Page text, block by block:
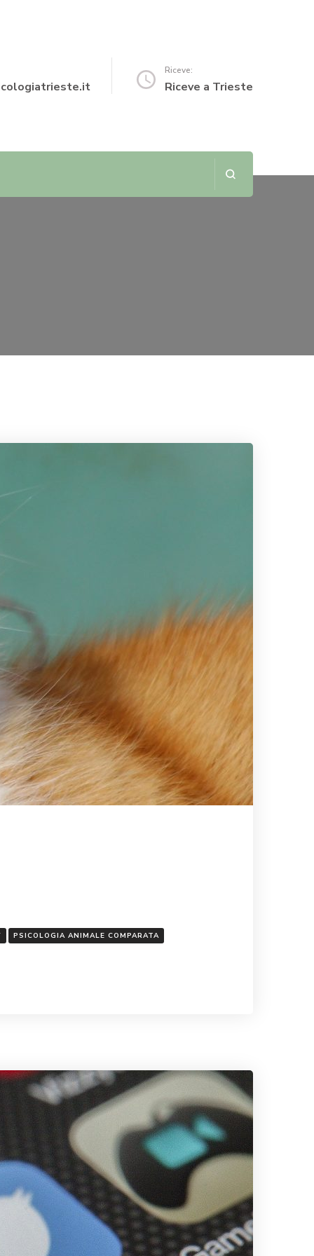
Riceve:
Riceve a Trieste
PSICOLOGIA ANIMALE COMPARATA